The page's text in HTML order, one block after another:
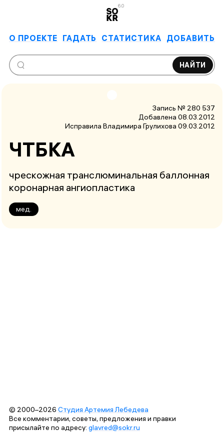
6.0
О ПРОЕКТЕ ГАДАТЬ СТАТИСТИКА ДОБАВИТЬ
НАЙТИ
Запись № 280 537
Добавлена 08.03.2012
Исправила Владимира Грулихова 09.03.2012
ЧТБКА
чрескожная транслюминальная баллонная
коронарная ангиопластика
мед.
© 2000–2026 Студия Артемия Лебедева
Все комментарии, советы, предложения и правки
присылайте по адресу: glavred@sokr.ru